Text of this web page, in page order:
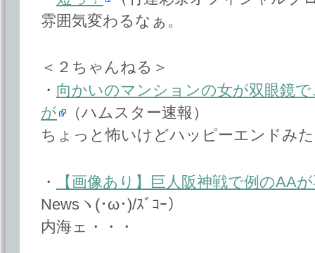
雰囲気変わるなぁ。
＜２ちゃんねる＞
・ 向かいのマンションの女が双眼鏡
が
（ハムスター速報）
ちょっと怖いけどハッピーエンドみ
・
【画像あり】巨人阪神戦で例のAA
Newsヽ(･ω･)/ｽﾞｺｰ）
内海ェ・・・